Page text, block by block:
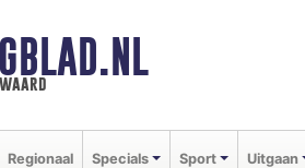
Regionaal Specials Sport Uitgaan